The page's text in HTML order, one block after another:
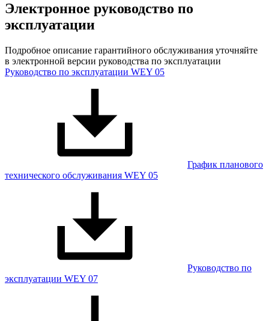
Электронное руководство по
эксплуатации
Подробное описание гарантийного обслуживания уточняйте
в электронной версии руководства по эксплуатации
Руководство по эксплуатации WEY 05
График планового
технического обслуживания WEY 05
Руководство по
эксплуатации WEY 07